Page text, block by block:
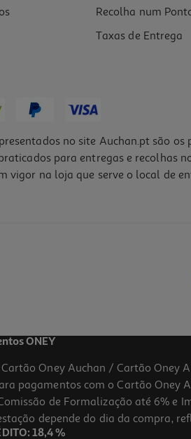
Recolha num
Taxas de Entrega
no site Auchan.pt são
para entregas e recolhas
vigor na loja que serve o local de
ONEY
Oney Auchan / Cartão Oney
pagamentos com o Cartão
de Formalização até 6% e
depende do dia da compra,
18,4 %